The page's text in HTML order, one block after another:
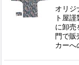
オリ
ト屋
に卸売
門で販
カーへ